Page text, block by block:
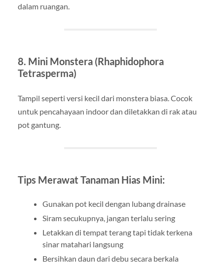
dalam ruangan.
8. Mini Monstera (Rhaphidophora
Tetrasperma)
Tampil seperti versi kecil dari monstera biasa. Cocok
untuk pencahayaan indoor dan diletakkan di rak atau
pot gantung.
Tips Merawat Tanaman Hias Mini:
Gunakan pot kecil dengan lubang drainase
Siram secukupnya, jangan terlalu sering
Letakkan di tempat terang tapi tidak terkena
sinar matahari langsung
Bersihkan daun dari debu secara berkala